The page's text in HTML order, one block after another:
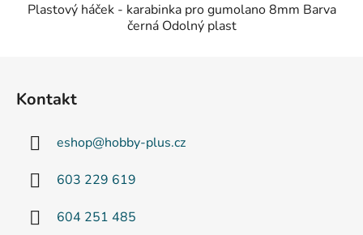
Plastový háček - karabinka pro gumolano 8mm Barva
černá Odolný plast
Kontakt
eshop@hobby-plus.cz
603 229 619
604 251 485